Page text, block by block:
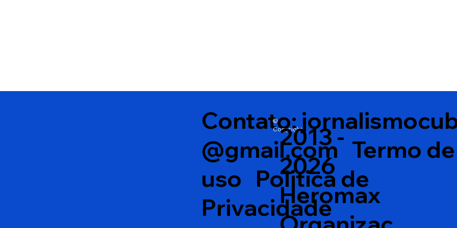
Contato:
@gmail.comTermo de
uso Politica de
Privacidade
©
Copyright
2013 -
2026
Heromax